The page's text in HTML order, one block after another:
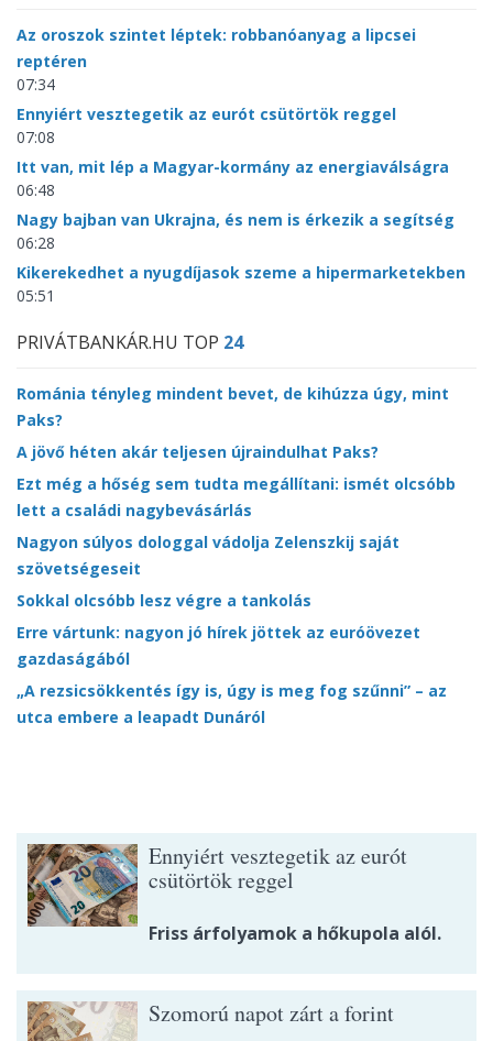
Az oroszok szintet léptek: robbanóanyag a lipcsei
reptéren
07:34
Ennyiért vesztegetik az eurót csütörtök reggel
07:08
Itt van, mit lép a Magyar-kormány az energiaválságra
06:48
Nagy bajban van Ukrajna, és nem is érkezik a segítség
06:28
Kikerekedhet a nyugdíjasok szeme a hipermarketekben
05:51
PRIVÁTBANKÁR.HU TOP 24
Románia tényleg mindent bevet, de kihúzza úgy, mint
Paks?
A jövő héten akár teljesen újraindulhat Paks?
Ezt még a hőség sem tudta megállítani: ismét olcsóbb
lett a családi nagybevásárlás
Nagyon súlyos dologgal vádolja Zelenszkij saját
szövetségeseit
Sokkal olcsóbb lesz végre a tankolás
Erre vártunk: nagyon jó hírek jöttek az euróövezet
gazdaságából
„A rezsicsökkentés így is, úgy is meg fog szűnni” – az
utca embere a leapadt Dunáról
Ennyiért vesztegetik az eurót
csütörtök reggel
Friss árfolyamok a hőkupola alól.
Szomorú napot zárt a forint